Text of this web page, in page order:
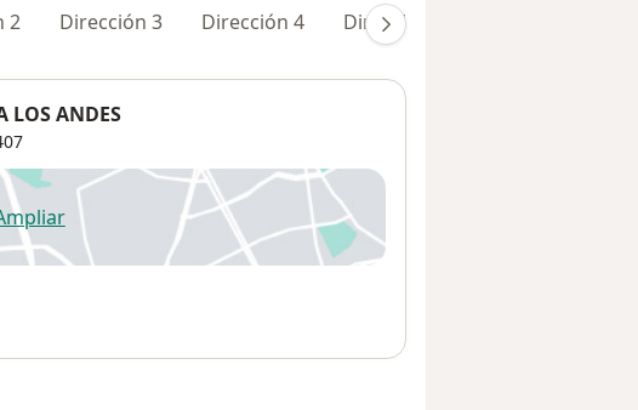
2 Dirección 3 Dirección 4 Dirección 5
LOS ANDES
se abre en una nueva pestaña